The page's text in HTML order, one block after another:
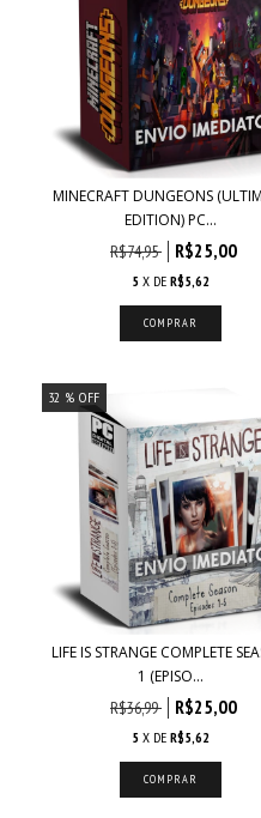
MINECRAFT DUNGEONS
EDITION) PC...
R$74,95 R$25,00
5 X DER$5,62
32 % OFF
LIFE IS STRANGE COMPLETE
1 (EPISO...
R$36,99 R$25,00
5 X DER$5,62